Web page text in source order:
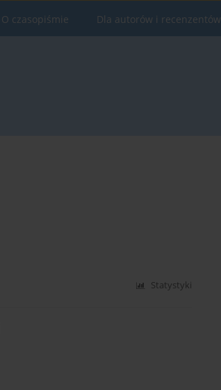
O czasopiśmie Dla autorów i recenzentów
Statystyki